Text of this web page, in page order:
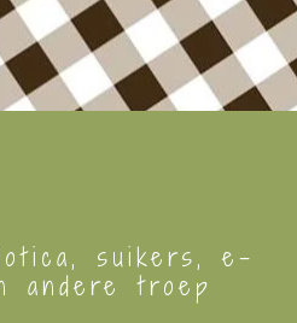
suikers, e-
andere troep